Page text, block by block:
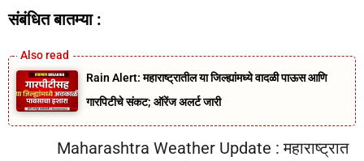
संबंधित बातम्या :
Rain Alert: महाराष्ट्रातील या जिल्ह्यांमध्ये वादळी पाऊस आणि
गारपिटीचे संकट; ऑरेंज अलर्ट जारी
Maharashtra Weather Update : महाराष्ट्रात